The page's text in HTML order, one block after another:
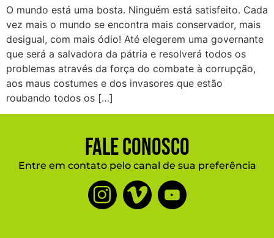
O mundo está uma bosta. Ninguém está satisfeito. Cada
vez mais o mundo se encontra mais conservador, mais
desigual, com mais ódio! Até elegerem uma governante
que será a salvadora da pátria e resolverá todos os
problemas através da força do combate à corrupção,
aos maus costumes e dos invasores que estão
roubando todos os […]
Fale Conosco
Entre em contato pelo canal de sua preferência